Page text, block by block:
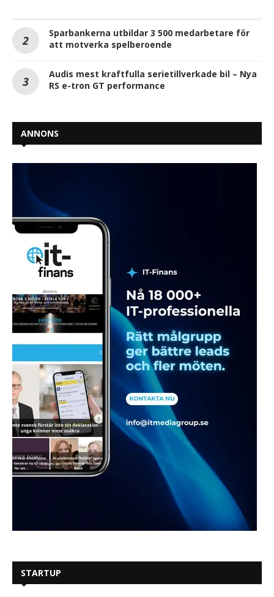
Sparbankerna utbildar 3 500 medarbetare för
att motverka spelberoende
Audis mest kraftfulla serietillverkade bil – Nya
RS e-tron GT performance
ANNONS
STARTUP